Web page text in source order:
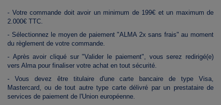
- Votre commande doit avoir un minimum de 199€ et un maximum de
2.000€ TTC.
- Sélectionnez le moyen de paiement "ALMA 2x sans frais" au moment
du règlement de votre commande.
- Après avoir cliqué sur "Valider le paiement", vous serez redirigé(e)
vers Alma pour finaliser votre achat en tout sécurité.
- Vous devez être titulaire d'une carte bancaire de type Visa,
Mastercard, ou de tout autre type carte délivré par un prestataire de
services de paiement de l'Union européenne.